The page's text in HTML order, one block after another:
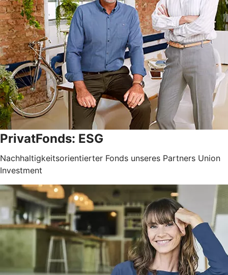
PrivatFonds: ESG
Nachhaltigkeitsorientierter Fonds unseres Partners Union
Investment